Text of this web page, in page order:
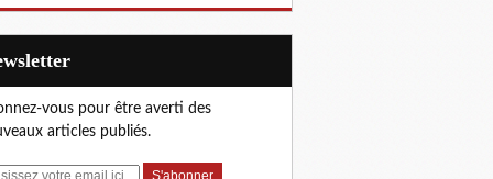
vous pour être averti des
articles publiés.